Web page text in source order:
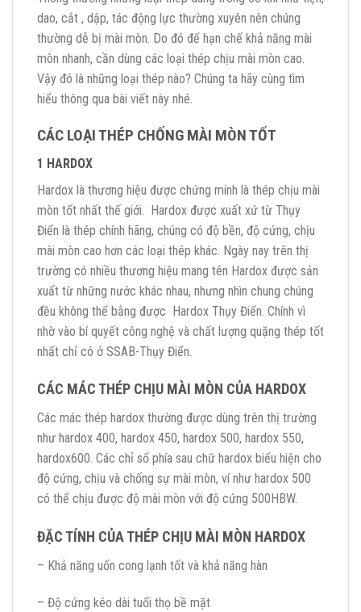
dao, cắt , dập, tác động lực thường xuyên nên chúng
thường dễ bị mài mòn. Do đó để hạn chế khả năng mài
mòn nhanh, cần dùng các loại thép chịu mài mòn cao.
Vậy đó là những loại thép nào? Chúng ta hãy cùng tìm
hiểu thông qua bài viết này nhé.
CÁC LOẠI THÉP CHỐNG MÀI MÒN TỐT
1 HARDOX
Hardox là thương hiệu được chứng minh là thép chịu mài
mòn tốt nhất thế giới. Hardox được xuất xứ từ Thụy
Điển là thép chính hãng, chúng có độ bền, độ cứng, chịu
mài mòn cao hơn các loại thép khác. Ngày nay trên thị
trường có nhiều thương hiệu mang tên Hardox được sản
xuất từ những nước khác nhau, nhưng nhìn chung chúng
đều không thể bằng được Hardox Thụy Điển. Chính vì
nhờ vào bí quyết công nghệ và chất lượng quặng thép tốt
nhất chỉ có ở SSAB-Thụy Điển.
CÁC MÁC THÉP CHỊU MÀI MÒN CỦA HARDOX
Các mác thép hardox thường được dùng trên thị trường
như hardox 400, hardox 450, hardox 500, hardox 550,
hardox600. Các chỉ số phía sau chữ hardox biểu hiện cho
độ cứng, chịu và chống sự mài mòn, ví như hardox 500
có thể chịu được độ mài mòn với độ cứng 500HBW.
ĐẶC TÍNH CỦA THÉP CHỊU MÀI MÒN HARDOX
– Khả năng uốn cong lạnh tốt và khả năng hàn
– Độ cứng kéo dài tuổi thọ bề mặt